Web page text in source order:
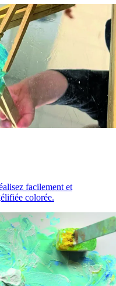
facilement et
colorée.